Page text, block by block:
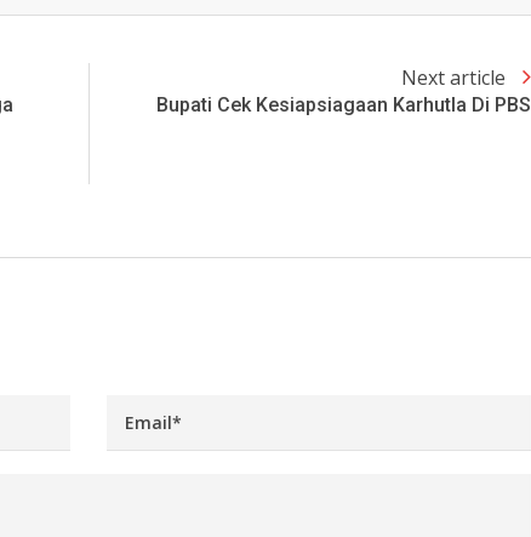
Next article
Bupati Cek Kesiapsiagaan Karhutla Di PBS